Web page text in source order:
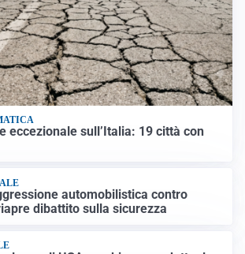
eccezionale sull’Italia: 19 città con
automobilistica contro
dibattito sulla sicurezza